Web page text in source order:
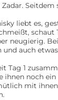
liebt es,
schaut
neugierig.
auch
Tag 1
ihnen noch ein
mit